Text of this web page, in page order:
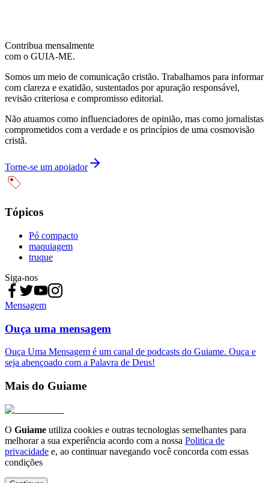
Contribua mensalmente
com o GUIA-ME.
Somos um meio de comunicação cristão. Trabalhamos para informar
com clareza e exatidão, sustentados por apuração responsável,
revisão criteriosa e compromisso editorial.
Não atuamos como influenciadores de opinião, mas como jornalistas
comprometidos com a verdade e os princípios de uma cosmovisão
cristã.
Torne-se um apoiador
Tópicos
Pó compacto
maquiagem
truque
Siga-nos
Mensagem
Ouça uma mensagem
Ouça Uma Mensagem é um canal de podcasts do Guiame. Ouça e
seja abençoado com a Palavra de Deus!
Mais do Guiame
O Guiame utiliza cookies e outras tecnologias semelhantes para
melhorar a sua experiência acordo com a nossa Politica de
privacidade e, ao continuar navegando você concorda com essas
condições